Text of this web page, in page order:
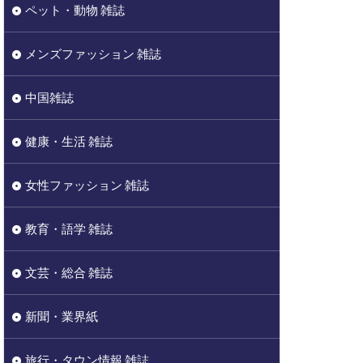
ペット・動物 雑誌
メンズファッション 雑誌
中国雑誌
健康・生活 雑誌
女性ファッション 雑誌
教育・語学 雑誌
文芸・総合 雑誌
新聞・業界紙
旅行・タウン情報 雑誌